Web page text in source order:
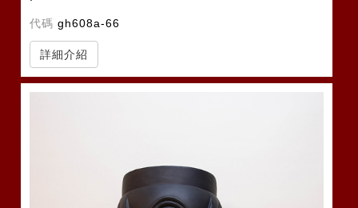
代碼 gh608a-66
詳細介紹